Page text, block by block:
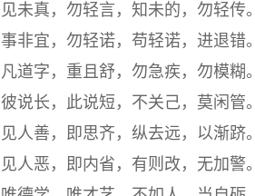
见未真，勿轻言，知未的，勿轻传。
事非宜，勿轻诺，苟轻诺，进退错。
凡道字，重且舒，勿急疾，勿模糊。
彼说长，此说短，不关己，莫闲管。
见人善，即思齐，纵去远，以渐跻。
见人恶，即内省，有则改，无加警。